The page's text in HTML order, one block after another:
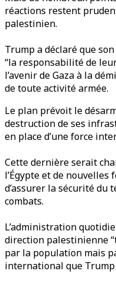
réactions restent
palestinien.
Trump a déclaré que
“la responsabilité de
l’avenir de Gaza à la
de toute activité armée.
Le plan prévoit le
destruction de ses
en place d’une force
Cette dernière serait
l’Égypte et de
d’assurer la sécurité du
combats.
L’administration
direction palestinienne
par la population mais
international que